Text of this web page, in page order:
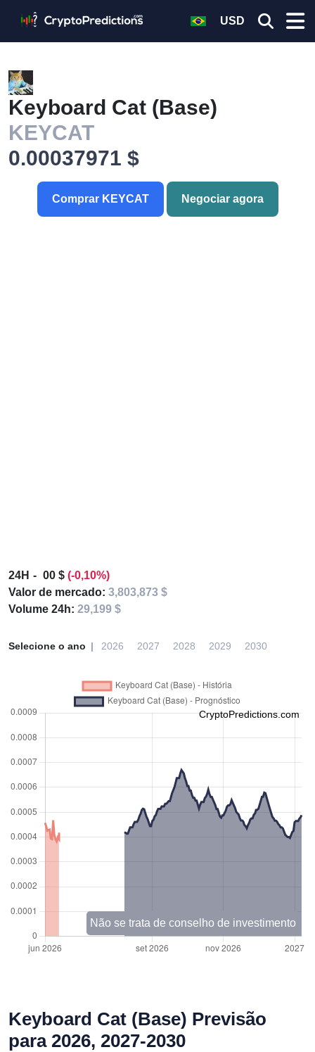
USD
Keyboard Cat (Base)
KEYCAT
0.00037971 $
Comprar KEYCAT Negociar agora
24H 00 $ (-0,10%)
Valor de mercado: 3,803,873 $
Volume 24h: 29,199 $
Selecione o ano 2026 2027 2028 2029 2030
CryptoPredictions.com
Não se trata de conselho de investimento
Keyboard Cat (Base) Previsão
para 2026, 2027-2030